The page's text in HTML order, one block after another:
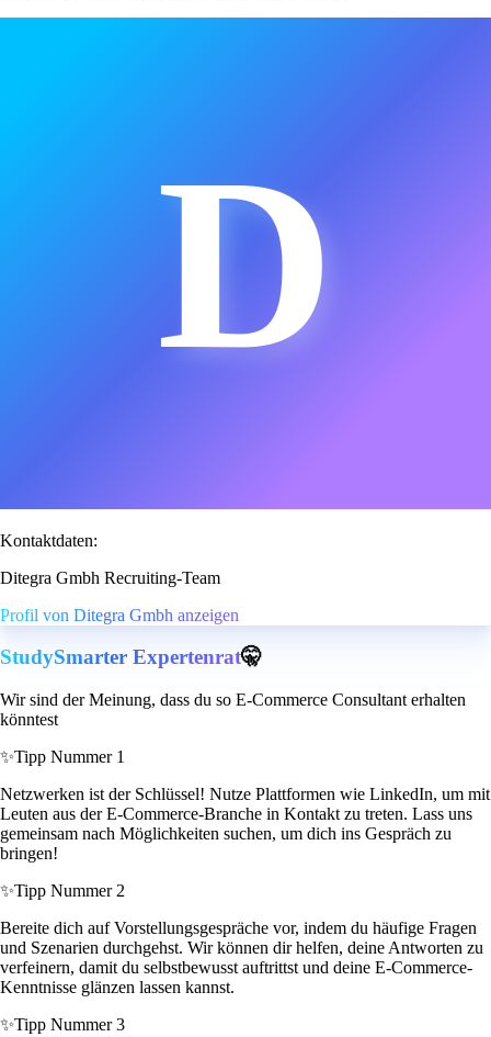
D
Kontaktdaten:
Ditegra Gmbh Recruiting-Team
Profil von Ditegra Gmbh anzeigen
StudySmarter Expertenrat🤫
Wir sind der Meinung, dass du so E-Commerce Consultant erhalten
könntest
✨Tipp Nummer 1
Netzwerken ist der Schlüssel! Nutze Plattformen wie LinkedIn, um mit
Leuten aus der E-Commerce-Branche in Kontakt zu treten. Lass uns
gemeinsam nach Möglichkeiten suchen, um dich ins Gespräch zu
bringen!
✨Tipp Nummer 2
Bereite dich auf Vorstellungsgespräche vor, indem du häufige Fragen
und Szenarien durchgehst. Wir können dir helfen, deine Antworten zu
verfeinern, damit du selbstbewusst auftrittst und deine E-Commerce-
Kenntnisse glänzen lassen kannst.
✨Tipp Nummer 3